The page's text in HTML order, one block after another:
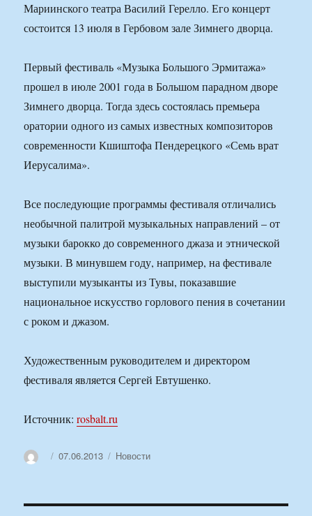
Мариинского театра Василий Герелло. Его концерт
состоится 13 июля в Гербовом зале Зимнего дворца.
Первый фестиваль «Музыка Большого Эрмитажа»
прошел в июле 2001 года в Большом парадном дворе
Зимнего дворца. Тогда здесь состоялась премьера
оратории одного из самых известных композиторов
современности Кшиштофа Пендерецкого «Семь врат
Иерусалима».
Все последующие программы фестиваля отличались
необычной палитрой музыкальных направлений – от
музыки барокко до современного джаза и этнической
музыки. В минувшем году, например, на фестивале
выступили музыканты из Тувы, показавшие
национальное искусство горлового пения в сочетании
с роком и джазом.
Художественным руководителем и директором
фестиваля является Сергей Евтушенко.
Источник:rosbalt.ru
АвторОпубликовано
07.06.2013 Рубрики
Новости